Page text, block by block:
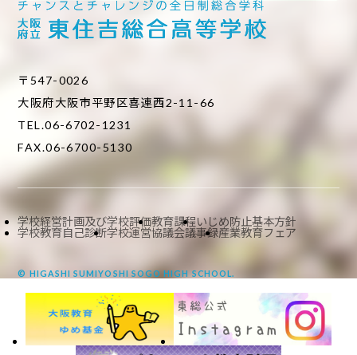
〒547-0026
大阪府大阪市平野区喜連西2-11-66
TEL.06-6702-1231
FAX.06-6700-5130
学校経営計画及び学校評価教育課程いじめ防止基本方針
学校教育自己診断学校運営協議会議事録産業教育フェア
© HIGASHI SUMIYOSHI SOGO HIGH SCHOOL.